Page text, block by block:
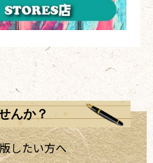
んか？
したい方へ